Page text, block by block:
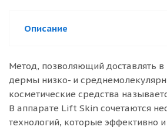
Описание
Метод, позволяющий доставлять в
дермы низко- и
косметические средства
В аппарате Lift Skin сочетаются
технологий, которые эффективно